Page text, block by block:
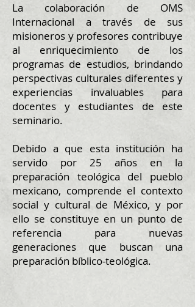
La colaboración de OMS
Internacional a través de sus
misioneros y profesores contribuye
al enriquecimiento de los
programas de estudios, brindando
perspectivas culturales diferentes y
experiencias invaluables para
docentes y estudiantes de este
seminario.
Debido a que esta institución ha
servido por 25 años en la
preparación teológica del pueblo
mexicano, comprende el contexto
social y cultural de México, y por
ello se constituye en un punto de
referencia para nuevas
generaciones que buscan una
preparación bíblico-teológica.